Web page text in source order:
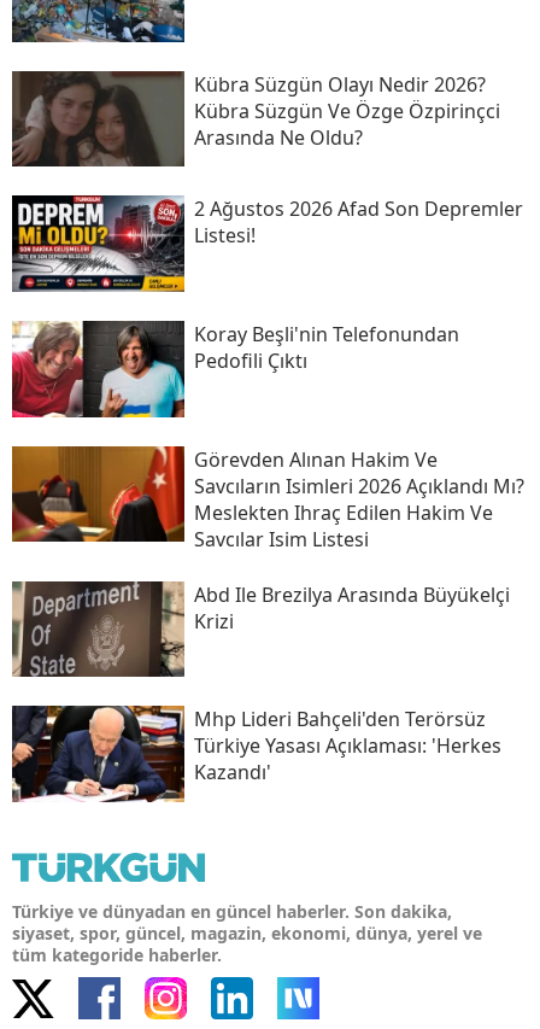
Kübra Süzgün Olayı Nedir 2026?
Kübra Süzgün Ve Özge Özpirinçci
Arasında Ne Oldu?
2 Ağustos 2026 Afad Son Depremler
Listesi!
Koray Beşli'nin Telefonundan
Pedofili Çıktı
Görevden Alınan Hakim Ve
Savcıların Isimleri 2026 Açıklandı Mı?
Meslekten Ihraç Edilen Hakim Ve
Savcılar Isim Listesi
Abd Ile Brezilya Arasında Büyükelçi
Krizi
Mhp Lideri Bahçeli'den Terörsüz
Türkiye Yasası Açıklaması: 'herkes
Kazandı'
Türkiye ve dünyadan en güncel haberler. Son dakika,
siyaset, spor, güncel, magazin, ekonomi, dünya, yerel ve
tüm kategoride haberler.